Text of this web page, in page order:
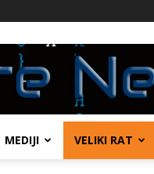
MEDIJI VELIKI RAT